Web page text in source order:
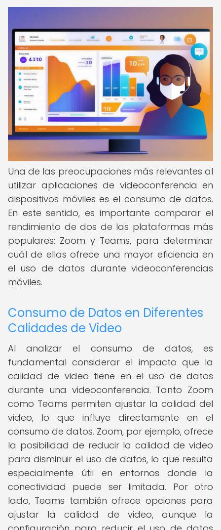
Una de las preocupaciones más relevantes al
utilizar aplicaciones de videoconferencia en
dispositivos móviles es el consumo de datos.
En este sentido, es importante comparar el
rendimiento de dos de las plataformas más
populares: Zoom y Teams, para determinar
cuál de ellas ofrece una mayor eficiencia en
el uso de datos durante videoconferencias
móviles.
Consumo de Datos en Diferentes
Calidades de Video
Al analizar el consumo de datos, es
fundamental considerar el impacto que la
calidad de video tiene en el uso de datos
durante una videoconferencia. Tanto Zoom
como Teams permiten ajustar la calidad del
video, lo que influye directamente en el
consumo de datos. Zoom, por ejemplo, ofrece
la posibilidad de reducir la calidad de video
para disminuir el uso de datos, lo que resulta
especialmente útil en entornos donde la
conectividad puede ser limitada. Por otro
lado, Teams también ofrece opciones para
ajustar la calidad de video, aunque la